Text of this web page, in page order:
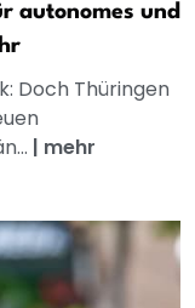
autonomes und
Doch Thüringen
| mehr